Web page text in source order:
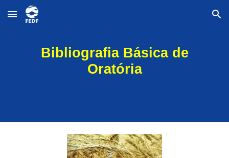
Skip to main content Skip to navigation
Bibliografia Básica de
Oratória